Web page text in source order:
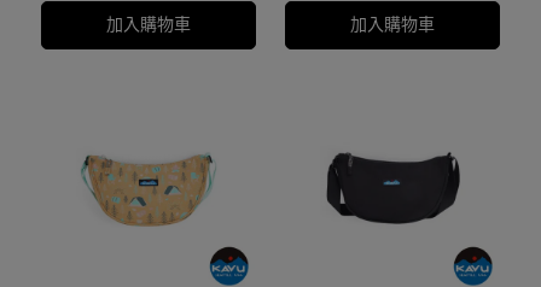
加入購物車 加入購物車